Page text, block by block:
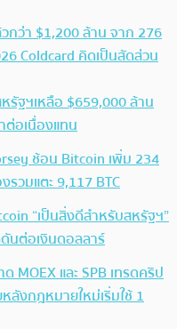
กว่า $1,200 ล้าน จาก 276
Coldcard คิดเป็นสัดส่วน
รัฐฯเหลือ $659,000 ล้าน
ต่อเนื่องแทน
ช้อน Bitcoin เพิ่ม 234
วมแตะ 9,117 BTC
“เป็นสิ่งดีสำหรับสหรัฐฯ”
นต่อเงินดอลลาร์
MOEX และ SPB เทรดคริป
งกฎหมายใหม่เริ่มใช้ 1